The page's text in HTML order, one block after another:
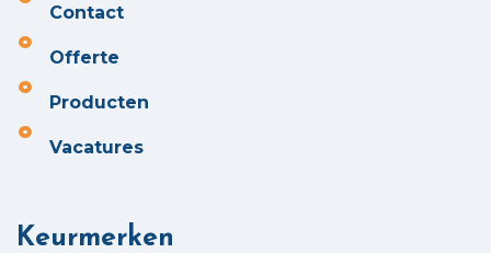
Contact
Offerte
Producten
Vacatures
Keurmerken